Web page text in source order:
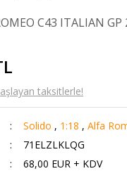
C43 ITALIAN GP
taksitlerle!
Solido , 1:18 ,Alfa
71ELZLKLQG
68,00 EUR + KDV